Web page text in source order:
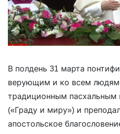
В полдень 31 марта
верующим и ко всем людям
традиционным пасхальным
(«Граду и миру») и
апостольское